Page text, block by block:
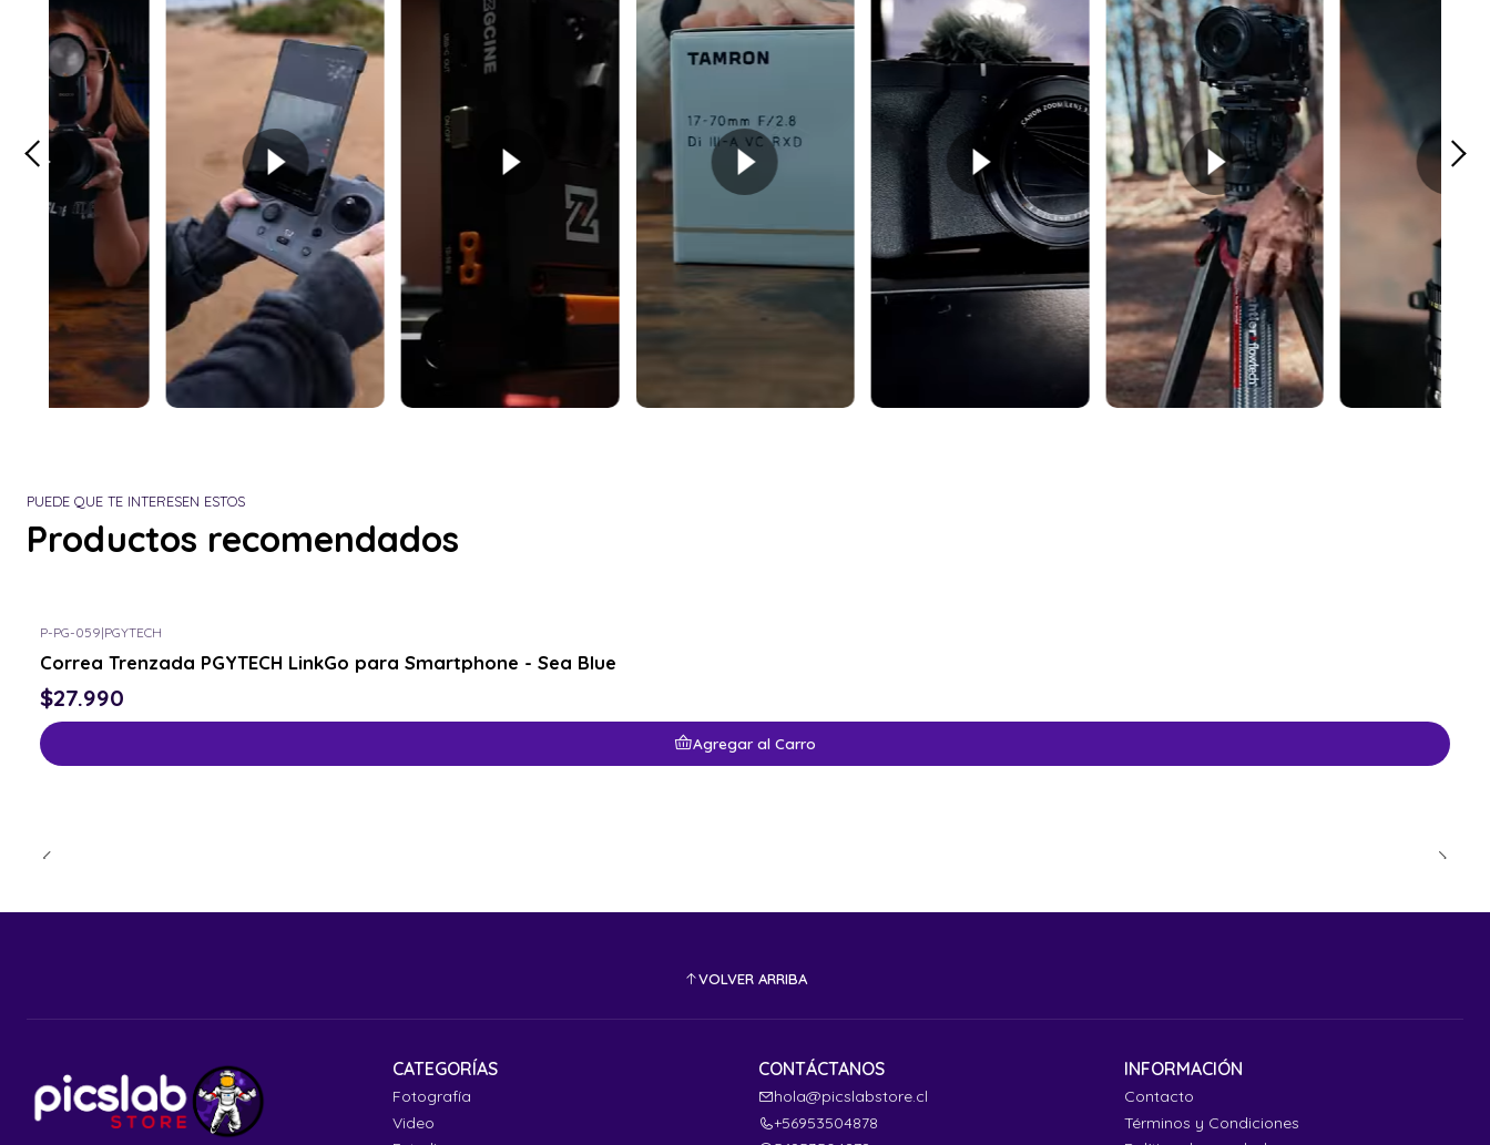
PUEDE QUE TE INTERESEN ESTOS
Productos recomendados
P-PG-059|PGYTECH
Correa Trenzada PGYTECH LinkGo para Smartphone - Sea Blue
$27.990
Agregar al Carro
VOLVER ARRIBA
CATEGORÍAS
Fotografía
Video
CONTÁCTANOS
hola@picslabstore.cl
+56953504878
INFORMACIÓN
Contacto
Términos y Condiciones